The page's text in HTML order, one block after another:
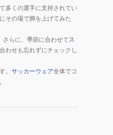
多くの選手に支持されてい
その場で脚を上げてみた
さらに、季節に合わせてス
わせも忘れずにチェックし
。 サッカーウェア全体でコ